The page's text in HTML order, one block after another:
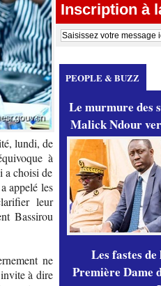
lundi, de
à
a choisi de
appelé les
leur
Bassirou
ne
à dire
Inscription à
PEOPLE & BUZZ
Le murmure des
Malick Ndour
Les fastes
Première Dame